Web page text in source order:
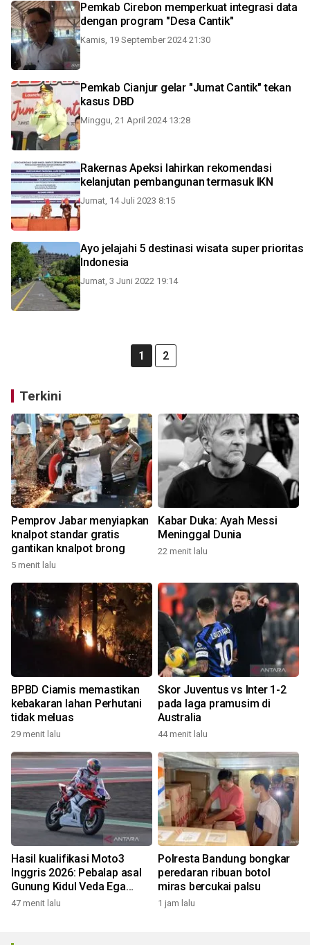
Pemkab Cirebon memperkuat integrasi data
dengan program "Desa Cantik"
Kamis, 19 September 2024 21:30
Pemkab Cianjur gelar "Jumat Cantik" tekan
kasus DBD
Minggu, 21 April 2024 13:28
Rakernas Apeksi lahirkan rekomendasi
kelanjutan pembangunan termasuk IKN
Jumat, 14 Juli 2023 8:15
Ayo jelajahi 5 destinasi wisata super prioritas
Indonesia
Jumat, 3 Juni 2022 19:14
1 2
Terkini
Pemprov Jabar menyiapkan
knalpot standar gratis
gantikan knalpot brong
5 menit lalu
Kabar Duka: Ayah Messi
Meninggal Dunia
22 menit lalu
BPBD Ciamis memastikan
kebakaran lahan Perhutani
tidak meluas
29 menit lalu
Skor Juventus vs Inter 1-2
pada laga pramusim di
Australia
44 menit lalu
Hasil kualifikasi Moto3
Inggris 2026: Pebalap asal
Gunung Kidul Veda Ega
Pratama start ke-16
47 menit lalu
Polresta Bandung bongkar
peredaran ribuan botol
miras bercukai palsu
1 jam lalu